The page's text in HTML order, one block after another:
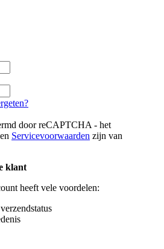
door reCAPTCHA - het
en Servicevoorwaarden zijn van
klant
heeft vele voordelen: